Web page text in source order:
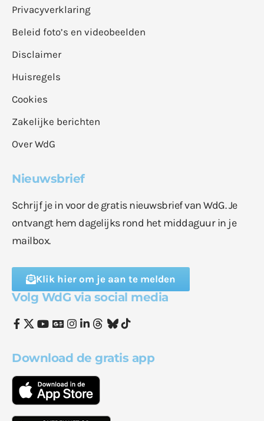
Privacyverklaring
Beleid foto’s en videobeelden
Disclaimer
Huisregels
Cookies
Zakelijke berichten
Over WdG
Nieuwsbrief
Schrijf je in voor de gratis nieuwsbrief van WdG. Je
ontvangt hem dagelijks rond het middaguur in je
mailbox.
Klik hier om je aan te melden
Volg WdG via social media
Download de gratis app